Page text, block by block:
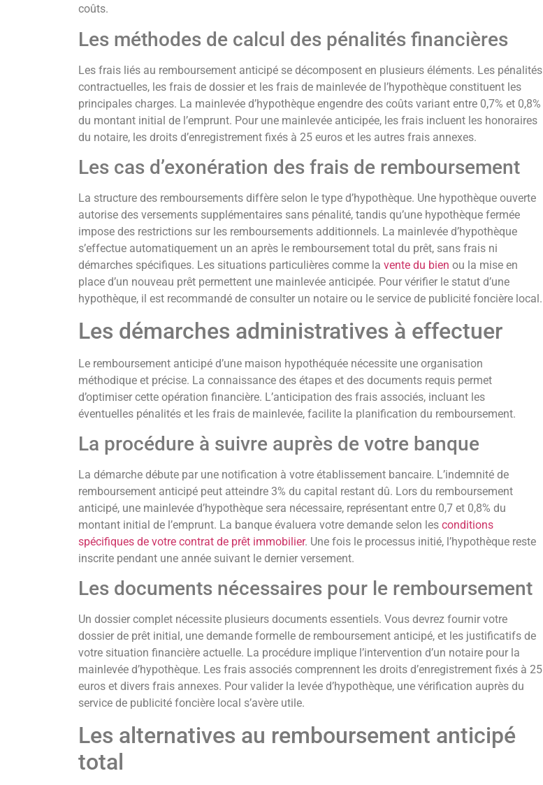
coûts.
Les méthodes de calcul des pénalités financières
Les frais liés au remboursement anticipé se décomposent en plusieurs éléments. Les pénalités
contractuelles, les frais de dossier et les frais de mainlevée de l’hypothèque constituent les
principales charges. La mainlevée d’hypothèque engendre des coûts variant entre 0,7% et 0,8%
du montant initial de l’emprunt. Pour une mainlevée anticipée, les frais incluent les honoraires
du notaire, les droits d’enregistrement fixés à 25 euros et les autres frais annexes.
Les cas d’exonération des frais de remboursement
La structure des remboursements diffère selon le type d’hypothèque. Une hypothèque ouverte
autorise des versements supplémentaires sans pénalité, tandis qu’une hypothèque fermée
impose des restrictions sur les remboursements additionnels. La mainlevée d’hypothèque
s’effectue automatiquement un an après le remboursement total du prêt, sans frais ni
démarches spécifiques. Les situations particulières comme la vente du bien ou la mise en
place d’un nouveau prêt permettent une mainlevée anticipée. Pour vérifier le statut d’une
hypothèque, il est recommandé de consulter un notaire ou le service de publicité foncière local.
Les démarches administratives à effectuer
Le remboursement anticipé d’une maison hypothéquée nécessite une organisation
méthodique et précise. La connaissance des étapes et des documents requis permet
d’optimiser cette opération financière. L’anticipation des frais associés, incluant les
éventuelles pénalités et les frais de mainlevée, facilite la planification du remboursement.
La procédure à suivre auprès de votre banque
La démarche débute par une notification à votre établissement bancaire. L’indemnité de
remboursement anticipé peut atteindre 3% du capital restant dû. Lors du remboursement
anticipé, une mainlevée d’hypothèque sera nécessaire, représentant entre 0,7 et 0,8% du
montant initial de l’emprunt. La banque évaluera votre demande selon les conditions
spécifiques de votre contrat de prêt immobilier. Une fois le processus initié, l’hypothèque reste
inscrite pendant une année suivant le dernier versement.
Les documents nécessaires pour le remboursement
Un dossier complet nécessite plusieurs documents essentiels. Vous devrez fournir votre
dossier de prêt initial, une demande formelle de remboursement anticipé, et les justificatifs de
votre situation financière actuelle. La procédure implique l’intervention d’un notaire pour la
mainlevée d’hypothèque. Les frais associés comprennent les droits d’enregistrement fixés à 25
euros et divers frais annexes. Pour valider la levée d’hypothèque, une vérification auprès du
service de publicité foncière local s’avère utile.
Les alternatives au remboursement anticipé
total